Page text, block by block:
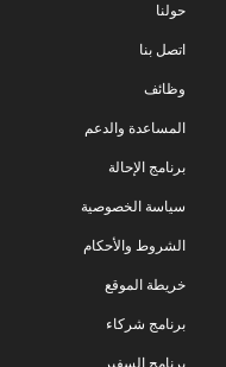
حولنا
اتصل بنا
وظائف
المساعدة والدعم
برنامج الإحالة
سياسة الخصوصية
الشروط والأحكام
خريطة الموقع
برنامج شركاء
برنامج السفير